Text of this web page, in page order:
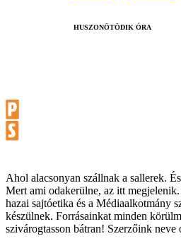
HUSZONÖTÖDIK ÓRA
Ahol alacsonyan szállnak a sallerek.
Mert ami odakerülne, az itt
hazai sajtóetika és a Médiaalkotmány
készülnek. Forrásainkat minden
szivárogtasson bátran! Szerzőink